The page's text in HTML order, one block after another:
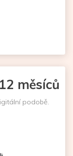
měsíců
podobě.